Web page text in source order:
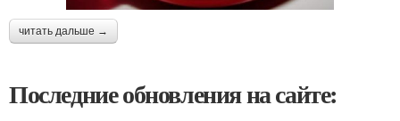
читать дальше →
Последние обновления на сайте: